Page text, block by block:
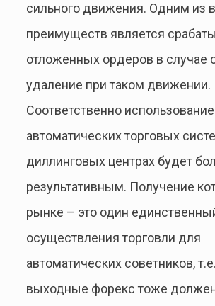
сильного движения. Одним из
преимуществ является
отложенных ордеров в случае
удаление при таком движении.
Соответственно использование
автоматических торговых
диллинговых центрах будет
результативным. Получение
рынке – это один
осуществления торговли для
автоматических советников,
выходные форекс тоже